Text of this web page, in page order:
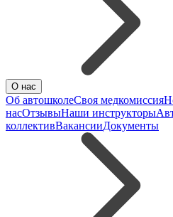
О нас
Об автошколеСвоя медкомиссия
насОтзывыНаши инструкторы
коллективВакансииДокументы